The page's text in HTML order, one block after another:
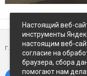
г. Петропавловск-
Настоящий веб-
инструменты
настоящим веб-
согласие на
браузера, сбора
помогают нам